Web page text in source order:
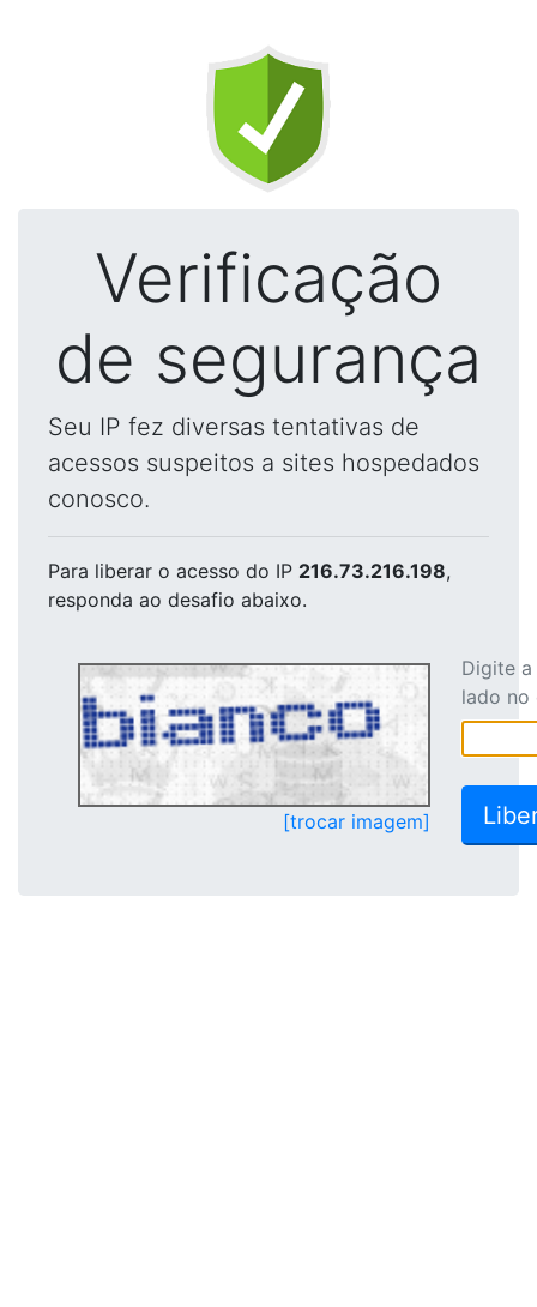
Verificação
de segurança
Seu IP fez diversas tentativas de
acessos suspeitos a sites hospedados
conosco.
Para liberar o acesso do IP 216.73.216.198,
responda ao desafio abaixo.
[trocar imagem]
Digite
lado no